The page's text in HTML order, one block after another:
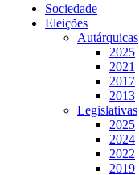
Sociedade
Eleições
Autárquicas
2025
2021
2017
2013
Legislativas
2025
2024
2022
2019